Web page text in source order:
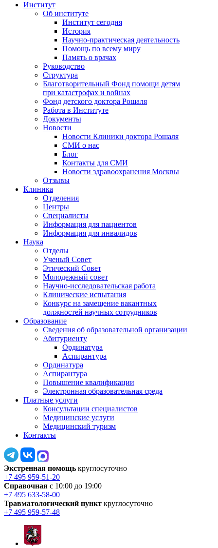
Институт
Об институте
Институт сегодня
История
Научно-практическая деятельность
Помощь по всему миру
Память о врачах
Руководство
Структура
Благотворительный Фонд помощи детям
при катастрофах и войнах
Фонд детского доктора Рошаля
Работа в Институте
Документы
Новости
Новости Клиники доктора Рошаля
СМИ о нас
Блог
Контакты для СМИ
Новости здравоохранения Москвы
Отзывы
Клиника
Отделения
Центры
Специалисты
Информация для пациентов
Информация для инвалидов
Наука
Отделы
Ученый Совет
Этический Совет
Молодежный совет
Научно-исследовательская работа
Клинические испытания
Конкурс на замещение вакантных
должностей научных сотрудников
Образование
Сведения об образовательной организации
Абитуриенту
Ординатура
Аспирантура
Ординатура
Аспирантура
Повышение квалификации
Электронная образовательная среда
Платные услуги
Консультации специалистов
Медицинские услуги
Медицинский туризм
Контакты
Экстренная помощь круглосуточно
+7 495 959-51-20
Справочная с 10:00 до 19:00
+7 495 633-58-00
Травматологический пункт круглосуточно
+7 495 959-57-48